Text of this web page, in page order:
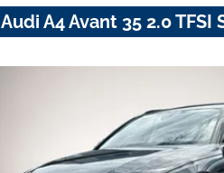
Audi A4 Avant 35 2.0 TFSI